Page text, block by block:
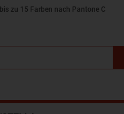
zu 15 Farben nach Pantone C